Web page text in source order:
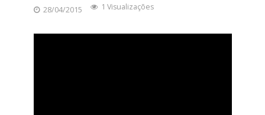
28/04/2015 1 Visualizações